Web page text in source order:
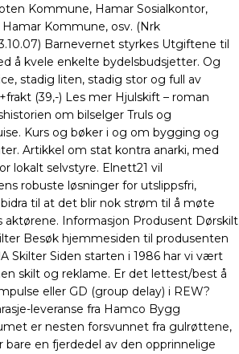
Kommune, Hamar Sosialkontor,
Kommune, osv. (Nrk
Barnevernet styrkes Utgiftene til
å kvele enkelte bydelsbudsjetter. Og
stadig liten, stadig stor og full av
(39,-) Les mer Hjulskift – roman
om bilselger Truls og
Kurs og bøker i og om bygging og
Artikkel om stat kontra anarki, med
lokalt selvstyre. Elnett21 vil
robuste løsninger for utslippsfri,
til at det blir nok strøm til å møte
Informasjon Produsent Dørskilt
Besøk hjemmesiden til produsenten
Skilter Siden starten i 1986 har vi vært
skilt og reklame. Er det lettest/best å
eller GD (group delay) i REW?
leveranse fra Hamco Bygg
er nesten forsvunnet fra gulrøttene,
bare en fjerdedel av den opprinnelige